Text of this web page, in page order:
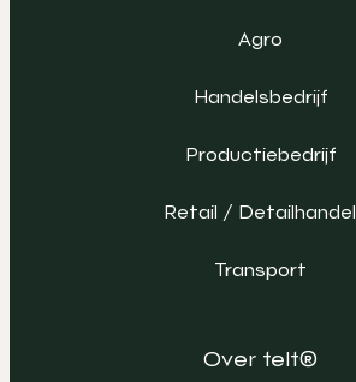
Agro
Handelsbedrijf
Productiebedrijf
Retail / Detailhandel
Transport
Over telt®